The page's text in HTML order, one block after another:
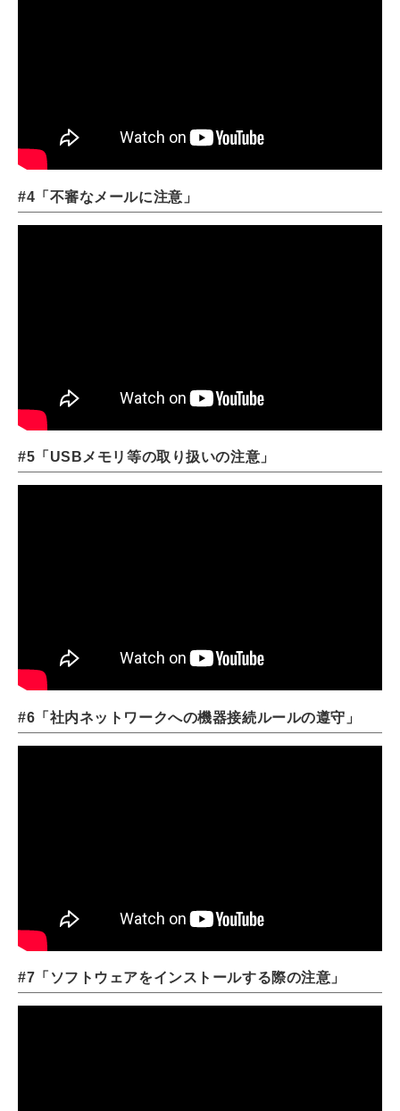
#4「不審なメールに注意」
#5「USBメモリ等の取り扱いの注意」
#6「社内ネットワークへの機器接続ルールの遵守」
#7「ソフトウェアをインストールする際の注意」